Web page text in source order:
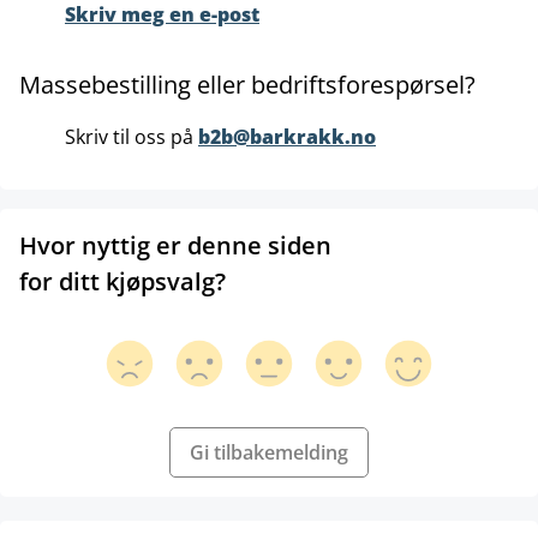
Skriv meg en e-post
Massebestilling eller bedriftsforespørsel?
Skriv til oss på b2b@barkrakk.no
Hvor nyttig er denne siden
for ditt kjøpsvalg?
Gi tilbakemelding